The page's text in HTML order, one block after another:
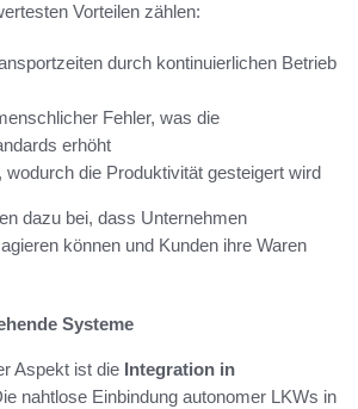
Vorteilen zählen:
durch kontinuierlichen Betrieb
Fehler, was die
erhöht
wodurch die Produktivität gesteigert wird
dazu bei, dass Unternehmen
können und Kunden ihre Waren
Systeme
Aspekt ist die Integration in
nahtlose Einbindung autonomer LKWs in